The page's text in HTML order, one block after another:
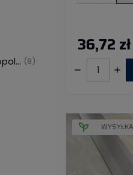
Anoda srebro elektropolerowane (8)
36,72 zł